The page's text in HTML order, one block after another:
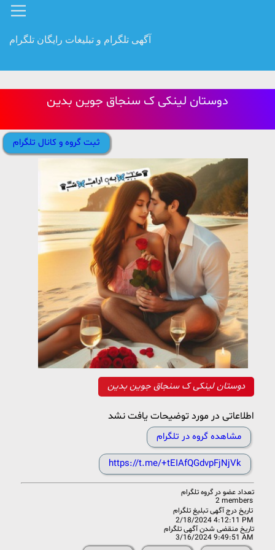
آگهی تلگرام و تبلیغات رایگان تلگرام
دوستان لینکی ک سنجاق جوین بدین
ثبت گروه و کانال تلگرام
دوستان لینکی ک سنجاق جوین بدین
اطلاعاتی در مورد توضیحات یافت نشد
مشاهده گروه در تلگرام
https://t.me/+tEIAfQGdvpFjNjVk
تعداد عضو در گروه تلگرام
2 members
تاریخ درج آگهی تبلیغ تلگرام
2/18/2024 4:12:11 PM
تاریخ منقضی شدن آگهی تلگرام
3/16/2024 9:49:51 AM